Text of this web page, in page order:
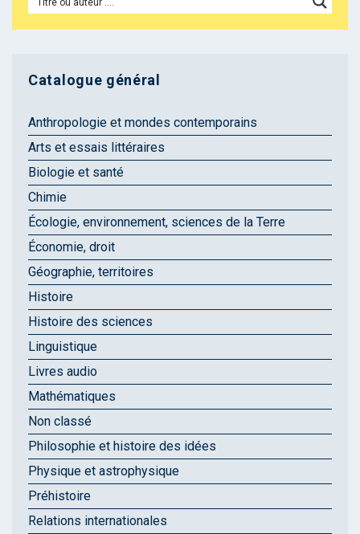
Catalogue général
Anthropologie et mondes contemporains
Arts et essais littéraires
Biologie et santé
Chimie
Écologie, environnement, sciences de la Terre
Économie, droit
Géographie, territoires
Histoire
Histoire des sciences
Linguistique
Livres audio
Mathématiques
Non classé
Philosophie et histoire des idées
Physique et astrophysique
Préhistoire
Relations internationales